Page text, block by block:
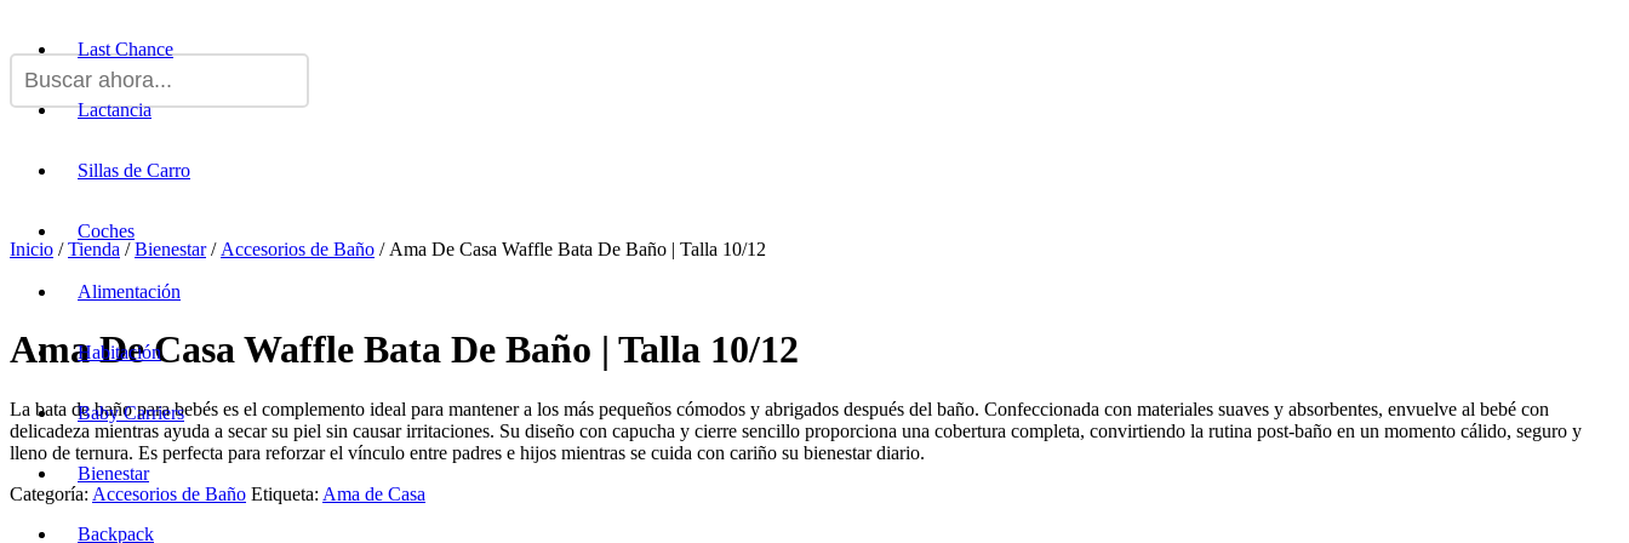
Last Chance
Lactancia
Sillas de Carro
Coches
Alimentación
Habitación
Baby Carriers
Bienestar
Backpack
Inicio /Tienda /Bienestar/ Accesorios de Baño / Ama De Casa Waffle Bata De Baño | Talla 10/12
Ama De Casa Waffle Bata De Baño | Talla 10/12
La bata de baño para bebés es el complemento ideal para mantener a los más pequeños cómodos y abrigados después del baño. Confeccionada con materiales suaves y absorbentes, envuelve al bebé con
delicadeza mientras ayuda a secar su piel sin causar irritaciones. Su diseño con capucha y cierre sencillo proporciona una cobertura completa, convirtiendo la rutina post-baño en un momento cálido, seguro y
lleno de ternura. Es perfecta para reforzar el vínculo entre padres e hijos mientras se cuida con cariño su bienestar diario.
Categoría: Accesorios de Baño Etiqueta: Ama de Casa